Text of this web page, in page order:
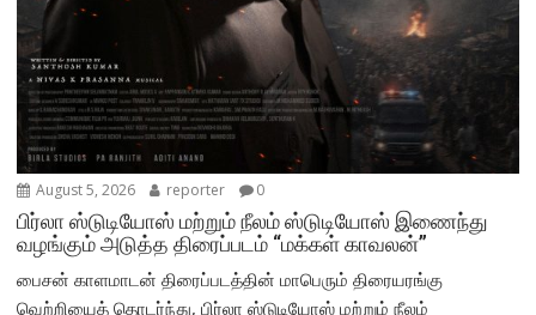
August 5, 2026 reporter 0
பிர்லா ஸ்டுடியோஸ் மற்றும் நீலம் ஸ்டுடியோஸ் இணைந்து
வழங்கும் அடுத்த திரைப்படம் “மக்கள் காவலன்”
பைசன் காளமாடன் திரைப்படத்தின் மாபெரும் திரையரங்கு
வெற்றியைத் தொடர்ந்து, பிர்லா ஸ்டுடியோஸ் மற்றும் நீலம்